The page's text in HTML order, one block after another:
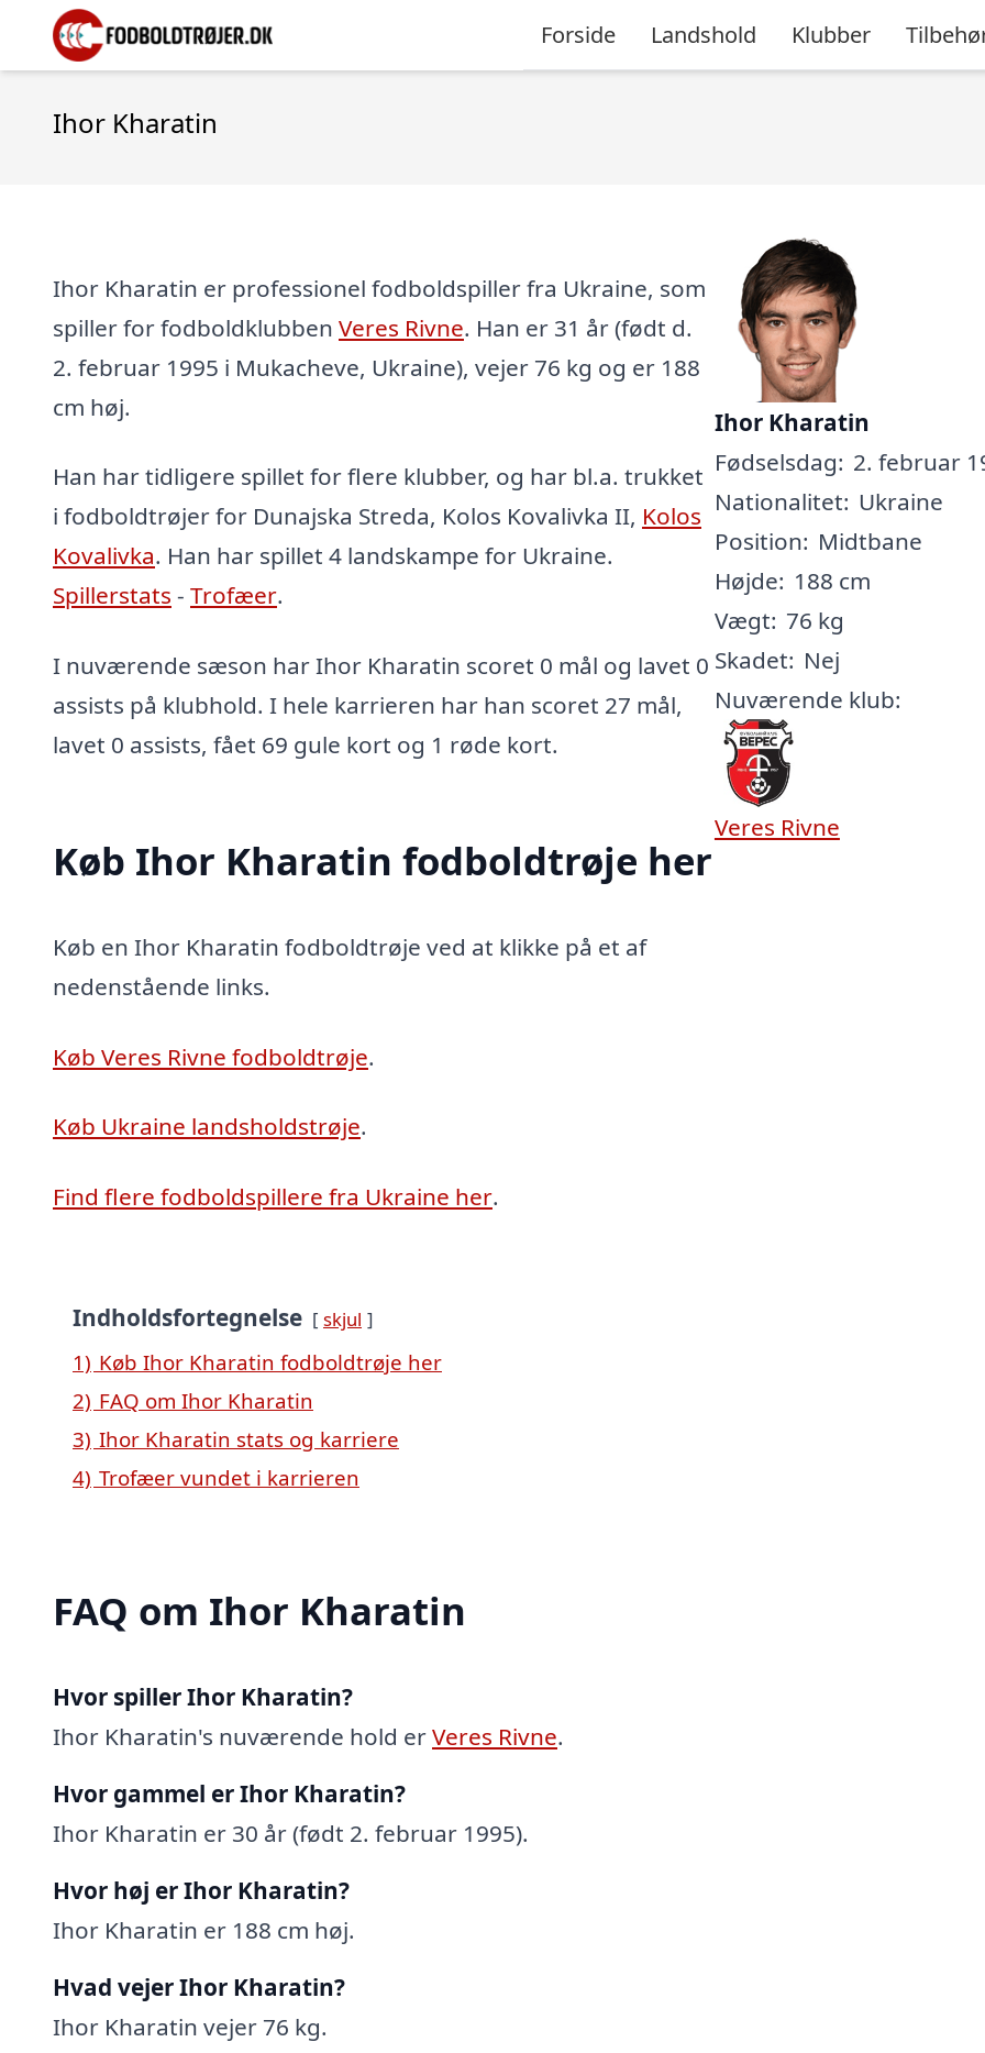
Forside Landshold Klubber
Ihor Kharatin
Ihor Kharatin er professionel fodboldspiller fra Ukraine, som
spiller for fodboldklubben Veres Rivne. Han er 31 år (født d.
2. februar 1995 i Mukacheve, Ukraine), vejer 76 kg og er 188
cm høj.
Han har tidligere spillet for flere klubber, og har bl.a. trukket
i fodboldtrøjer for Dunajska Streda, Kolos Kovalivka II, Kolos
Kovalivka. Han har spillet 4 landskampe for Ukraine.
Spillerstats - Trofæer.
I nuværende sæson har Ihor Kharatin scoret 0 mål og lavet 0
assists på klubhold. I hele karrieren har han scoret 27 mål,
lavet 0 assists, fået 69 gule kort og 1 røde kort.
Køb Ihor Kharatin fodboldtrøje her
Køb en Ihor Kharatin fodboldtrøje ved at klikke på et af
nedenstående links.
Køb Veres Rivne fodboldtrøje.
Køb Ukraine landsholdstrøje.
Find flere fodboldspillere fra Ukraine her.
Ihor Kharatin
Fødselsdag: 2. februar
Nationalitet: Ukraine
Position: Midtbane
Højde: 188 cm
Vægt: 76 kg
Skadet: Nej
Nuværende klub:
Veres Rivne
Indholdsfortegnelse skjul
1) Køb Ihor Kharatin fodboldtrøje her
2) FAQ om Ihor Kharatin
3) Ihor Kharatin stats og karriere
4) Trofæer vundet i karrieren
FAQ om Ihor Kharatin
Hvor spiller Ihor Kharatin?
Ihor Kharatin's nuværende hold erVeres Rivne.
Hvor gammel er Ihor Kharatin?
Ihor Kharatin er 30 år (født 2. februar 1995).
Hvor høj er Ihor Kharatin?
Ihor Kharatin er 188 cm høj.
Hvad vejer Ihor Kharatin?
Ihor Kharatin vejer 76 kg.